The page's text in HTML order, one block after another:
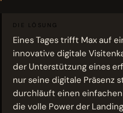
DIE LÖSUNG
Eines Tages trifft Max auf
innovative digitale
der Unterstützung eines
nur seine digitale Präsenz
durchläuft einen
die volle Power der